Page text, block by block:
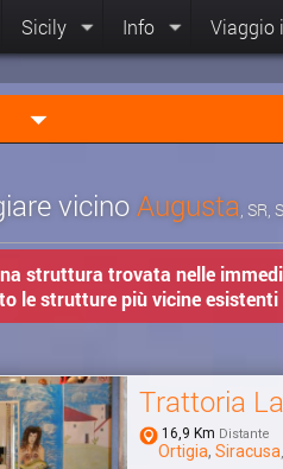
Sicily Info Viaggio
vicinoAugusta , SR,
struttura trovata nelle
le strutture più vicine esistenti
Trattoria
16,9 Km Distante
Ortigia, Siracusa